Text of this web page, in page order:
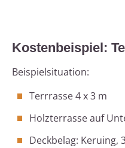
Kostenbeispiel:
Beispielsituation:
Terrrasse 4 x 3 m
Holzterrasse auf
Deckbelag: Keruing,